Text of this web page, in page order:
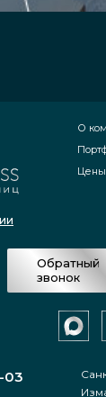
О
Цены
Обратный
звонок
03